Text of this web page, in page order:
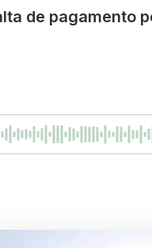
de pagamento